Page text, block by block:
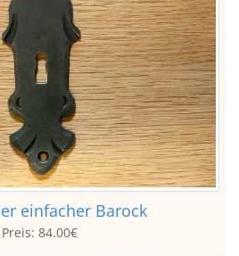
einfacher Barock
Preis: 84.00€